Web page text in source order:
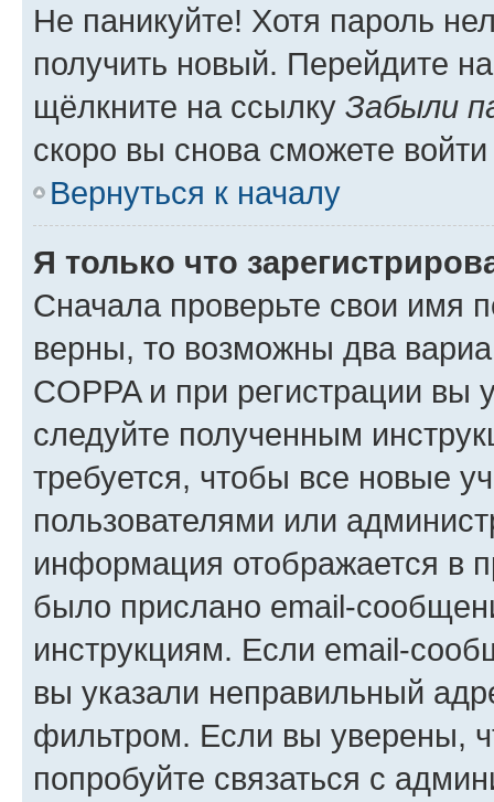
Не паникуйте! Хотя пароль
получить новый. Перейдите
щёлкните на ссылку Забыли
скоро вы снова сможете
Вернуться к началу
Я только что
Сначала проверьте свои имя
верны, то возможны два
COPPA и при регистрации вы
следуйте полученным
требуется, чтобы все новые
пользователями или
информация отображается в
было прислано email-
инструкциям. Если email-
вы указали неправильный
фильтром. Если вы уверены,
попробуйте связаться с